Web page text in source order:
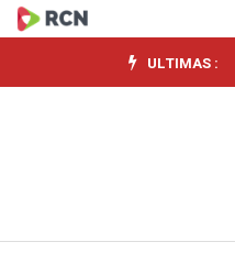
ACIF
acelera
ULTIMAS :